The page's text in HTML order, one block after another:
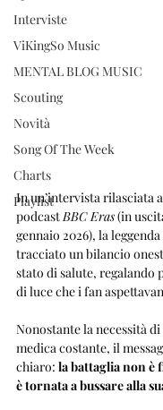
Interviste
ViKingSo Music
MENTAL BLOG MUSIC
Scouting
Novità
Song Of The Week
Charts
Playlist
In un’intervista rilasciata
podcast BBC Eras (in
gennaio 2026), la
tracciato un bilancio
stato di salute, regalando
di luce che i fan
Nonostante la necessità
medica costante, il
chiaro: la battaglia non è
è tornata a bussare alla